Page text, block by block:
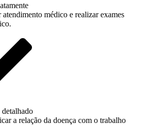
médico e realizar exames
a relação da doença com o trabalho